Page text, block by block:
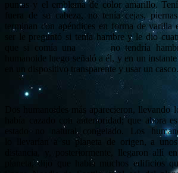
puntas y el emblema de color amarillo.
fuera de su cabeza, no tenía cejas,
terminan con apéndices en forma de
ser le preguntó si tenía hambre y le dio
que si comía una no tendría
humanoide luego señaló a él, y en un
en un dispositivo transparente y usar un casco.
Dos humanoides más aparecieron, llevando
había cazado con anterioridad; que ahora
estado no natural congelado.
Los
lo llevarían a su planeta de origen, a
distancia, y, posteriormente, llegaron allí
planeta, dijo que había muchos edificios